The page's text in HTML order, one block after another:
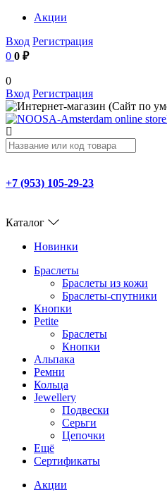
Акции
Вход Регистрация
0 0 ₽
0
Вход Регистрация
+7 (953) 105-29-23
Каталог
Новинки
Браслеты
Браслеты из кожи
Браслеты-спутники
Кнопки
Petite
Браслеты
Кнопки
Альпака
Ремни
Кольца
Jewellery
Подвески
Серьги
Цепочки
Ещё
Сертификаты
Акции